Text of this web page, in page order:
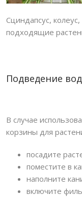
Сциндапсус,
подходящие
Подведение
В случае
корзины для
посадите
поместите в
наполните
включите